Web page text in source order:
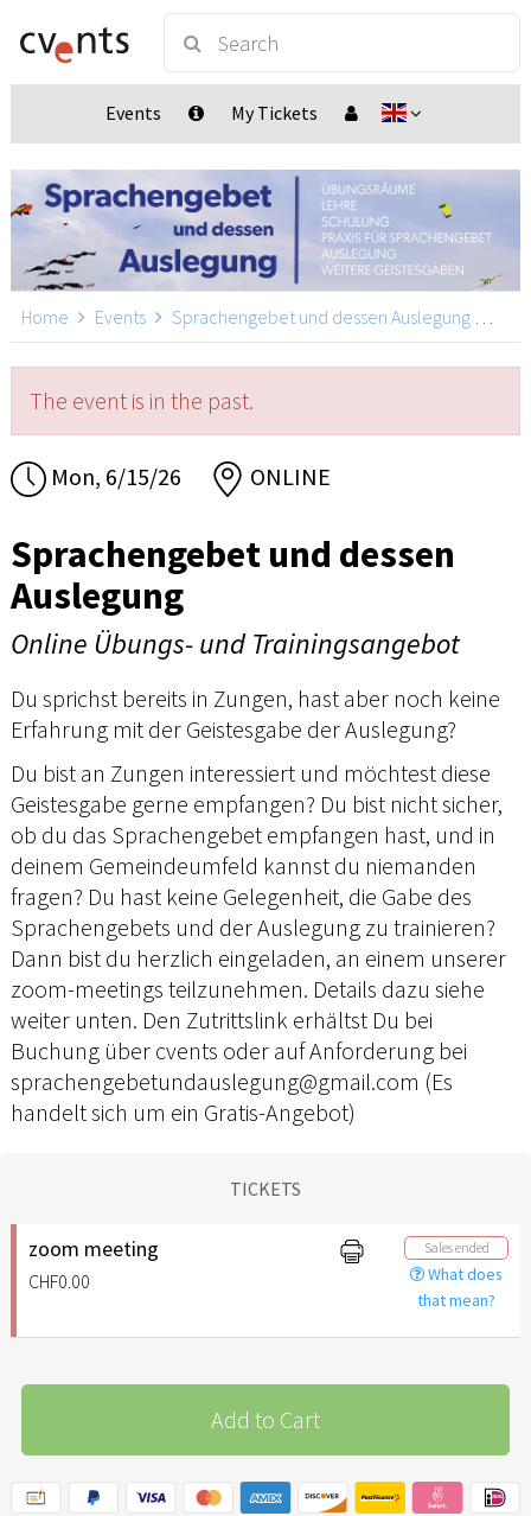
Events My Tickets
Home Events Sprachengebet und dessen Auslegung
The event is in the past.
Mon, 6/15/26 ONLINE
Sprachengebet und dessen
Auslegung
Online Übungs- und Trainingsangebot
Du sprichst bereits in Zungen, hast aber noch keine
Erfahrung mit der Geistesgabe der Auslegung?
Du bist an Zungen interessiert und möchtest diese
Geistesgabe gerne empfangen? Du bist nicht sicher,
ob du das Sprachengebet empfangen hast, und in
deinem Gemeindeumfeld kannst du niemanden
fragen? Du hast keine Gelegenheit, die Gabe des
Sprachengebets und der Auslegung zu trainieren?
Dann bist du herzlich eingeladen, an einem unserer
zoom-meetings teilzunehmen. Details dazu siehe
weiter unten. Den Zutrittslink erhältst Du bei
Buchung über cvents oder auf Anforderung bei
sprachengebetundauslegung@gmail.com (Es
handelt sich um ein Gratis-Angebot)
TICKETS
zoom meeting
CHF0.00
Sales ended
What does
that mean?
Add to Cart